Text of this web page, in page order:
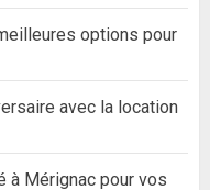
options pour
avec la location
à Mérignac pour vos